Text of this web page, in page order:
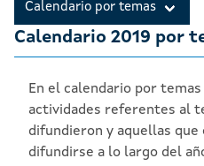
Calendario por temas
Calendario 2019 por
En el calendario por
actividades referentes al
difundieron y aquellas que
difundirse a lo largo del